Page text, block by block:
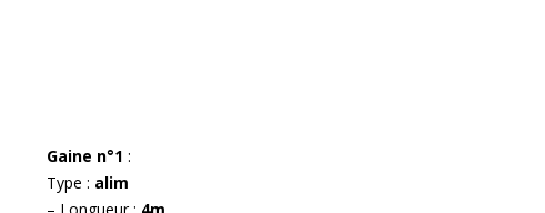
Gaine n°1 :
Type : alim